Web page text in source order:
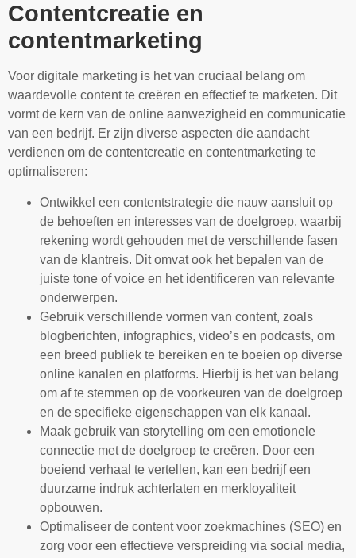
Contentcreatie en
contentmarketing
Voor digitale marketing is het van cruciaal belang om
waardevolle content te creëren en effectief te marketen. Dit
vormt de kern van de online aanwezigheid en communicatie
van een bedrijf. Er zijn diverse aspecten die aandacht
verdienen om de contentcreatie en contentmarketing te
optimaliseren:
Ontwikkel een contentstrategie die nauw aansluit op
de behoeften en interesses van de doelgroep, waarbij
rekening wordt gehouden met de verschillende fasen
van de klantreis. Dit omvat ook het bepalen van de
juiste tone of voice en het identificeren van relevante
onderwerpen.
Gebruik verschillende vormen van content, zoals
blogberichten, infographics, video’s en podcasts, om
een breed publiek te bereiken en te boeien op diverse
online kanalen en platforms. Hierbij is het van belang
om af te stemmen op de voorkeuren van de doelgroep
en de specifieke eigenschappen van elk kanaal.
Maak gebruik van storytelling om een emotionele
connectie met de doelgroep te creëren. Door een
boeiend verhaal te vertellen, kan een bedrijf een
duurzame indruk achterlaten en merkloyaliteit
opbouwen.
Optimaliseer de content voor zoekmachines (SEO) en
zorg voor een effectieve verspreiding via social media,